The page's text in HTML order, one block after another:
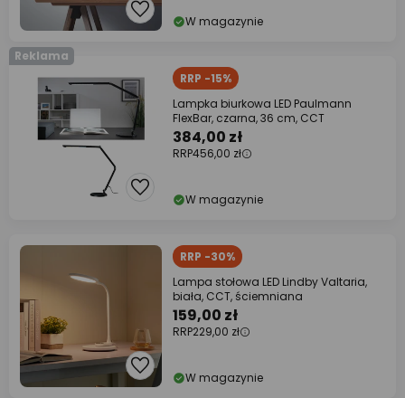
W magazynie
Reklama
RRP -15%
Lampka biurkowa LED Paulmann
FlexBar, czarna, 36 cm, CCT
384,00 zł
RRP456,00 zł
W magazynie
RRP -30%
Lampa stołowa LED Lindby Valtaria,
biała, CCT, ściemniana
159,00 zł
RRP229,00 zł
W magazynie